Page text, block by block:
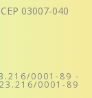
03007-040
0001-89 -
0001-89